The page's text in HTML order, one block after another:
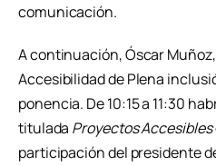
comunicación.
A continuación, Óscar
Accesibilidad de Plena
ponencia. De 10:15 a 11:30
titulada Proyectos Accesibles
participación del presidente